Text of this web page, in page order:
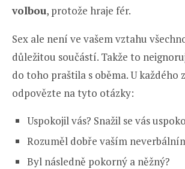
volbou, protože hraje fér.
Sex ale není ve vašem vztahu
důležitou součástí. Takže to
do toho praštila s oběma. U každého
odpovězte na tyto otázky:
Uspokojil vás? Snažil se vás
Rozuměl dobře vaším
Byl následně pokorný a něžný?